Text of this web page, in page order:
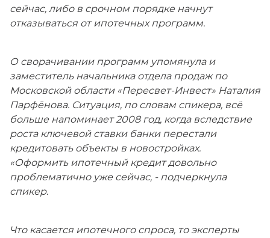
сейчас, либо в срочном порядке начнут
отказываться от ипотечных программ.
О сворачивании программ упомянула и
заместитель начальника отдела продаж по
Московской области «Пересвет-Инвест» Наталия
Парфёнова. Ситуация, по словам спикера, всё
больше напоминает 2008 год, когда вследствие
роста ключевой ставки банки перестали
кредитовать объекты в новостройках.
«Оформить ипотечный кредит довольно
проблематично уже сейчас, - подчеркнула
спикер.
Что касается ипотечного спроса, то эксперты